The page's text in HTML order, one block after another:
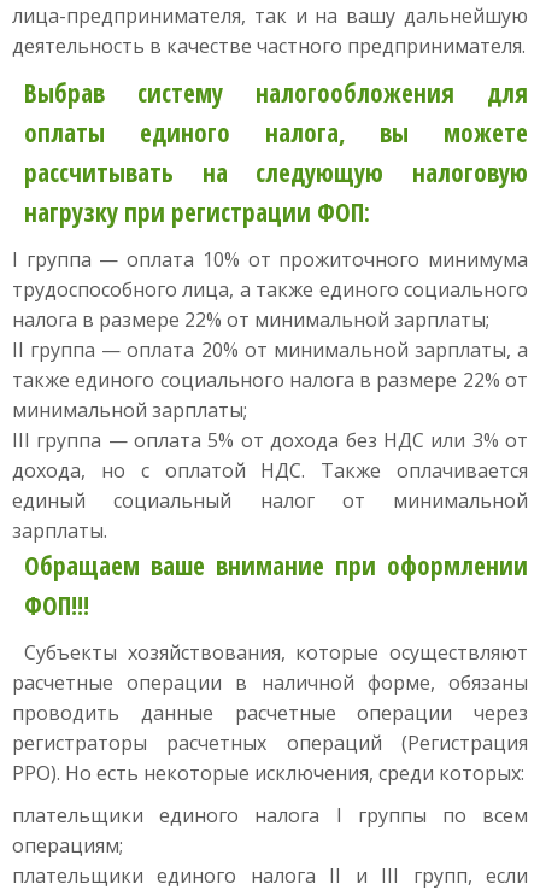
лица-предпринимателя, так и на вашу дальнейшую
деятельность в качестве частного предпринимателя.
Выбрав систему налогообложения для
оплаты единого налога, вы можете
рассчитывать на следующую налоговую
нагрузку при регистрации ФОП:
I группа — оплата 10% от прожиточного минимума
трудоспособного лица, а также единого социального
налога в размере 22% от минимальной зарплаты;
II группа — оплата 20% от минимальной зарплаты, а
также единого социального налога в размере 22% от
минимальной зарплаты;
III группа — оплата 5% от дохода без НДС или 3% от
дохода, но с оплатой НДС. Также оплачивается
единый социальный налог от минимальной
зарплаты.
Обращаем ваше внимание при оформлении
ФОП!!!
Субъекты хозяйствования, которые осуществляют
расчетные операции в наличной форме, обязаны
проводить данные расчетные операции через
регистраторы расчетных операций (Регистрация
РРО). Но есть некоторые исключения, среди которых:
плательщики единого налога I группы по всем
операциям;
плательщики единого налога II и III групп, если